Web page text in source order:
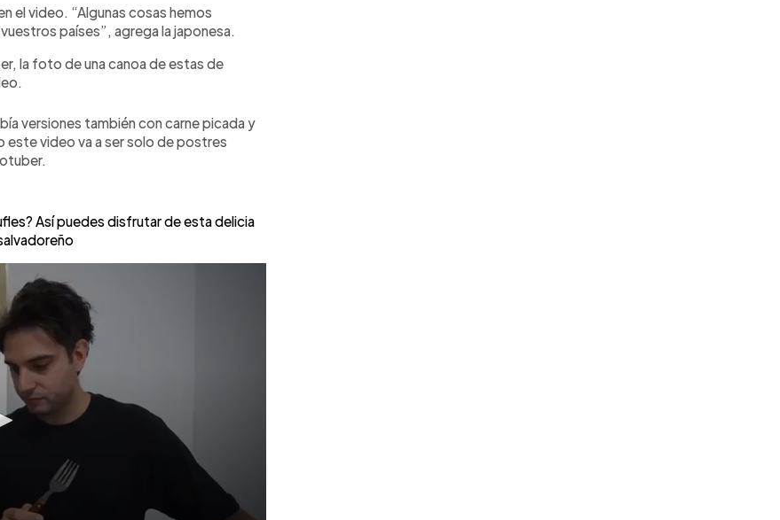
el video. “Algunas cosas hemos
países”, agrega la japonesa.
la foto de una canoa de estas de
versiones también con carne picada y
este video va a ser solo de postres
Así puedes disfrutar de esta delicia